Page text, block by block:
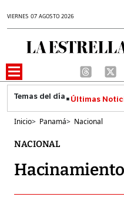
VIERNES 07 AGOSTO 2026
Últimas
Inicio> Panamá> Nacional
NACIONAL